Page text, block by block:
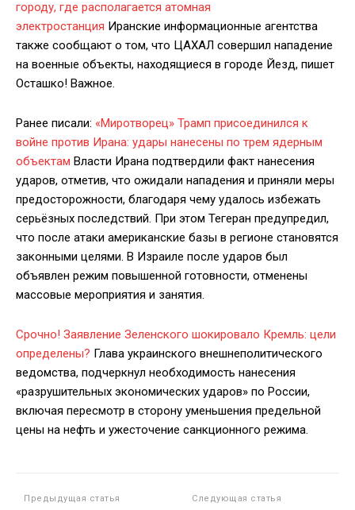
городу, где располагается атомная
электростанция Иранские информационные агентства
также сообщают о том, что ЦАХАЛ совершил нападение
на военные объекты, находящиеся в городе Йезд, пишет
Осташко! Важное.
Ранее писали: «Миротворец» Трамп присоединился к
войне против Ирана: удары нанесены по трем ядерным
объектам Власти Ирана подтвердили факт нанесения
ударов, отметив, что ожидали нападения и приняли меры
предосторожности, благодаря чему удалось избежать
серьёзных последствий. При этом Тегеран предупредил,
что после атаки американские базы в регионе становятся
законными целями. В Израиле после ударов был
объявлен режим повышенной готовности, отменены
массовые мероприятия и занятия.
Срочно! Заявление Зеленского шокировало Кремль: цели
определены? Глава украинского внешнеполитического
ведомства, подчеркнул необходимость нанесения
«разрушительных экономических ударов» по России,
включая пересмотр в сторону уменьшения предельной
цены на нефть и ужесточение санкционного режима.
Предыдущая статья Следующая статья